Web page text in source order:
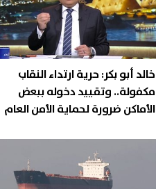
خالد أبو بكر: حرية ارتداء النقاب
مكفولة.. وتقييد دخوله ببعض
الأماكن ضرورة لحماية الأمن العام